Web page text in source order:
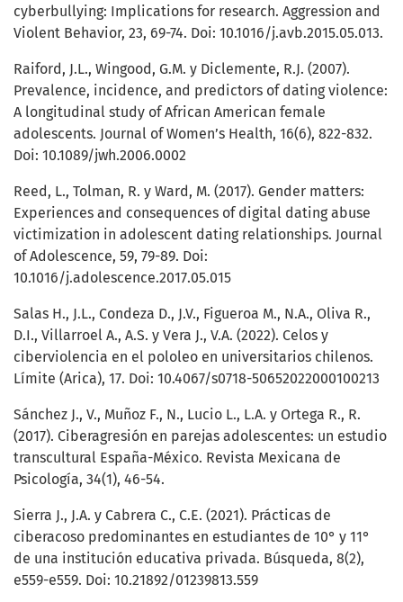
cyberbullying: Implications for research. Aggression and
Violent Behavior, 23, 69-74. Doi: 10.1016/j.avb.2015.05.013.
Raiford, J.L., Wingood, G.M. y Diclemente, R.J. (2007).
Prevalence, incidence, and predictors of dating violence:
A longitudinal study of African American female
adolescents. Journal of Women’s Health, 16(6), 822-832.
Doi: 10.1089/jwh.2006.0002
Reed, L., Tolman, R. y Ward, M. (2017). Gender matters:
Experiences and consequences of digital dating abuse
victimization in adolescent dating relationships. Journal
of Adolescence, 59, 79-89. Doi:
10.1016/j.adolescence.2017.05.015
Salas H., J.L., Condeza D., J.V., Figueroa M., N.A., Oliva R.,
D.I., Villarroel A., A.S. y Vera J., V.A. (2022). Celos y
ciberviolencia en el pololeo en universitarios chilenos.
Límite (Arica), 17. Doi: 10.4067/s0718-50652022000100213
Sánchez J., V., Muñoz F., N., Lucio L., L.A. y Ortega R., R.
(2017). Ciberagresión en parejas adolescentes: un estudio
transcultural España-México. Revista Mexicana de
Psicología, 34(1), 46-54.
Sierra J., J.A. y Cabrera C., C.E. (2021). Prácticas de
ciberacoso predominantes en estudiantes de 10° y 11°
de una institución educativa privada. Búsqueda, 8(2),
e559-e559. Doi: 10.21892/01239813.559